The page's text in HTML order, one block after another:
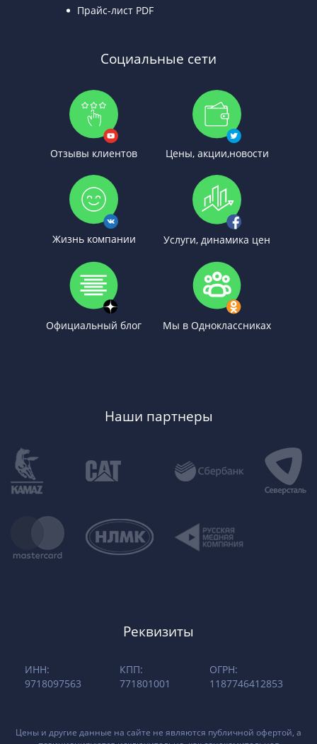
Прайс-лист PDF
Социальные сети
Отзывы клиентов Цены, акции,новости
Жизнь компании Услуги, динамика цен
Официальный блог Мы в Одноклассниках
Наши партнеры
Реквизиты
ИНН:
9718097563
КПП:
771801001
ОГРН:
1187746412853
Цены и другие данные на сайте не являются публичной офертой, а